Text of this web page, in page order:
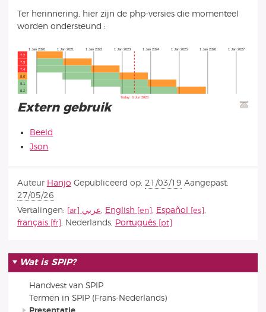
Ter herinnering, hier zijn de php-versies die momenteel
worden ondersteund :
Extern gebruik
Beeld
Json
Auteur Hanjo Gepubliceerd op: 21/03/19 Aangepast:
27/05/26
Vertalingen:
عربي, English , Español
,
français
, Nederlands, Português
Wat is SPIP?
Handvest van SPIP
Termen in SPIP (Frans-Nederlands)